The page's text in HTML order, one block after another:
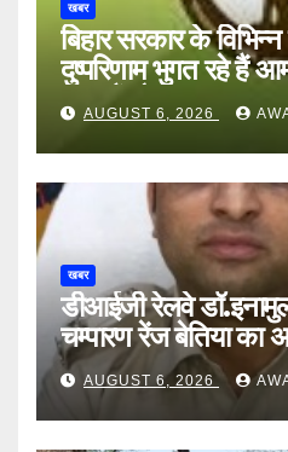
खबर
बिहार सरकार के
दुष्परिणाम भुगत रहे हैं
अन्य हैं मौन
AUGUST 6, 2026
खबर
डीआईजी रेलवे
चम्पारण रेंज बेतिया का
AUGUST 6, 2026